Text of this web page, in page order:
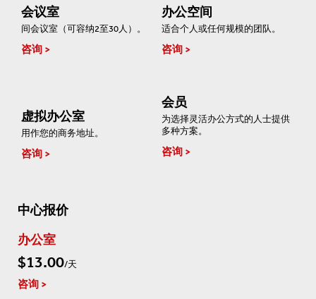
会议室
间会议室（可容纳2至30人）。
咨询
办公空间
适合个人或任何规模的团队。
咨询
虚拟办公室
用作您的商务地址。
咨询
会员
为选择灵活办公方式的人士提供
多种方案。
咨询
中心报价
办公室
$13.00/天
咨询